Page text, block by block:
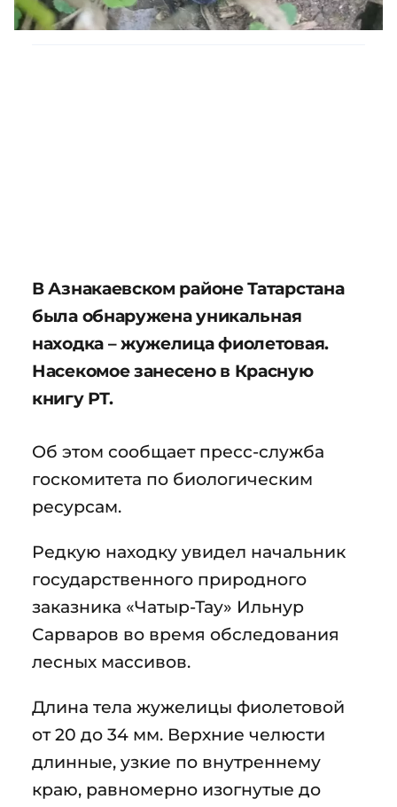
В Азнакаевском районе Татарстана
была обнаружена уникальная
находка – жужелица фиолетовая.
Насекомое занесено в Красную
книгу РТ.
Об этом сообщает пресс-служба
госкомитета по биологическим
ресурсам.
Редкую находку увидел начальник
государственного природного
заказника «Чатыр-Тау» Ильнур
Сарваров во время обследования
лесных массивов.
Длина тела жужелицы фиолетовой
от 20 до 34 мм. Верхние челюсти
длинные, узкие по внутреннему
краю, равномерно изогнутые до